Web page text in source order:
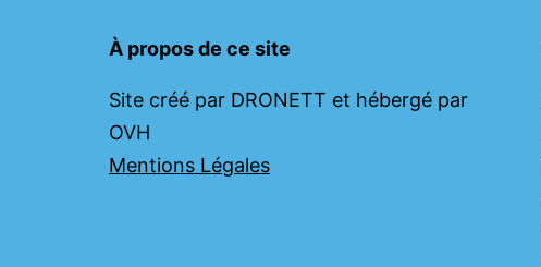
À propos de ce site
Site créé par DRONETT et hébergé par
OVH
Mentions Légales